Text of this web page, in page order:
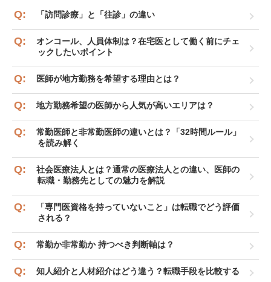
「訪問診療」と「往診」の違い
オンコール、人員体制は？在宅医として働く前にチェ
ックしたいポイント
医師が地方勤務を希望する理由とは？
地方勤務希望の医師から人気が高いエリアは？
常勤医師と非常勤医師の違いとは？「32時間ルール」
を読み解く
社会医療法人とは？通常の医療法人との違い、医師の
転職・勤務先としての魅力を解説
「専門医資格を持っていないこと」は転職でどう評価
される？
常勤か非常勤か 持つべき判断軸は？
知人紹介と人材紹介はどう違う？転職手段を比較する